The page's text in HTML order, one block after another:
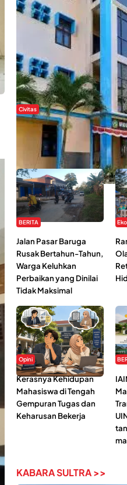
Civitas
Di Balik Kehidupan Ma’had
Kendari : Mahasiswa
Tantangan
BERITA
Jalan Pasar Baruga
Rusak Bertahun-Tahun,
Warga Keluhkan
Perbaikan yang Dinilai
Tidak Maksimal
Opini
Kerasnya Kehidupan
Mahasiswa di Tengah
Gempuran Tugas dan
Keharusan Bekerja
KABARA SULTRA >>